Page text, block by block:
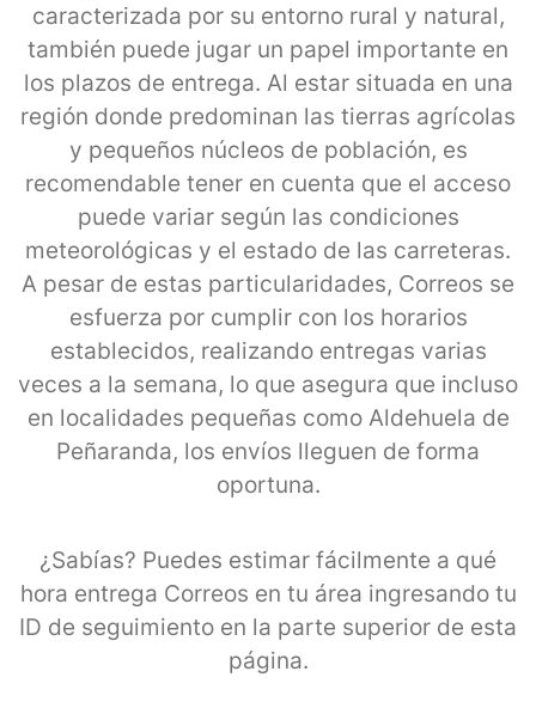
caracterizada por su entorno rural y natural,
también puede jugar un papel importante en
los plazos de entrega. Al estar situada en una
región donde predominan las tierras agrícolas
y pequeños núcleos de población, es
recomendable tener en cuenta que el acceso
puede variar según las condiciones
meteorológicas y el estado de las carreteras.
A pesar de estas particularidades, Correos se
esfuerza por cumplir con los horarios
establecidos, realizando entregas varias
veces a la semana, lo que asegura que incluso
en localidades pequeñas como Aldehuela de
Peñaranda, los envíos lleguen de forma
oportuna.
¿Sabías? Puedes estimar fácilmente a qué
hora entrega Correos en tu área ingresando tu
ID de seguimiento en la parte superior de esta
página.